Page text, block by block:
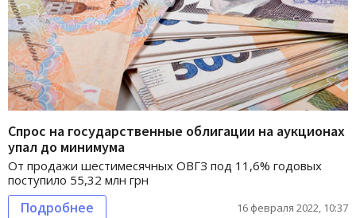
Спрос на государственные облигации на аукционах
упал до минимума
От продажи шестимесячных ОВГЗ под 11,6% годовых
поступило 55,32 млн грн
Подробнее 16 февраля 2022, 10:37